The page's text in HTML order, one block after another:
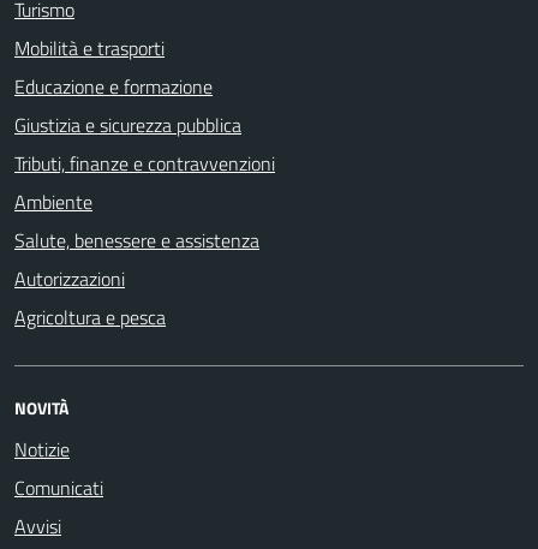
Turismo
Mobilità e trasporti
Educazione e formazione
Giustizia e sicurezza pubblica
Tributi, finanze e contravvenzioni
Ambiente
Salute, benessere e assistenza
Autorizzazioni
Agricoltura e pesca
NOVITÀ
Notizie
Comunicati
Avvisi